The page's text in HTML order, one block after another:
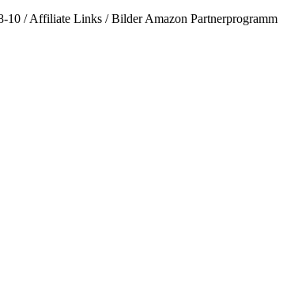
10 / Affiliate Links / Bilder Amazon Partnerprogramm